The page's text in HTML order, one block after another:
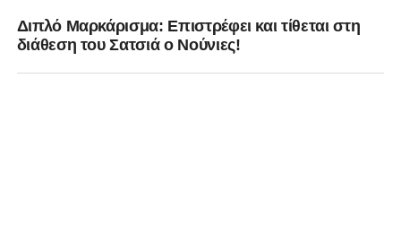
Διπλό Μαρκάρισμα: Επιστρέφει και τίθεται στη
διάθεση του Σατσιά ο Νούνιες!